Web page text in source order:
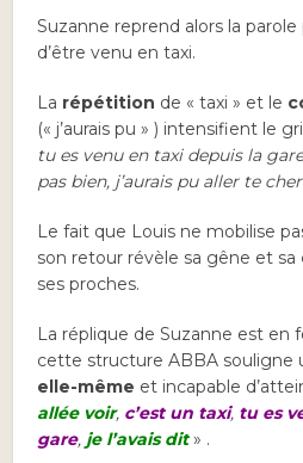
Suzanne reprend alors la
d’être venu en taxi.
La répétition de « taxi » et le
(« j’aurais pu » ) intensifient le
tu es venu en taxi depuis la
pas bien, j’aurais pu aller te
Le fait que Louis ne mobilise
son retour révèle sa gêne et sa
ses proches.
La réplique de Suzanne est en
cette structure ABBA souligne
elle-même et incapable
allée voir, c’est un taxi, tu es
gare, je l’avais dit» .